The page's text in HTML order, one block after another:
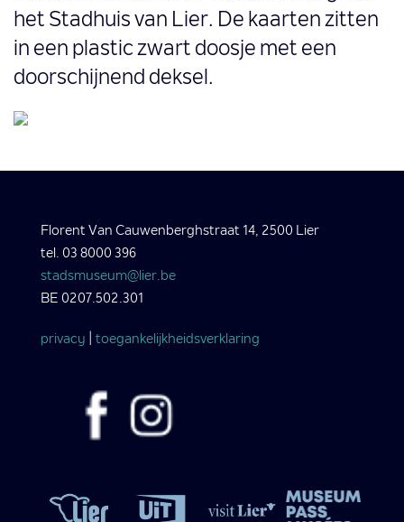
het Stadhuis van Lier. De kaarten zitten
in een plastic zwart doosje met een
doorschijnend deksel.
Florent Van Cauwenberghstraat 14, 2500 Lier
tel. 03 8000 396
stadsmuseum@lier.be
BE 0207.502.301
privacy toegankelijkheidsverklaring